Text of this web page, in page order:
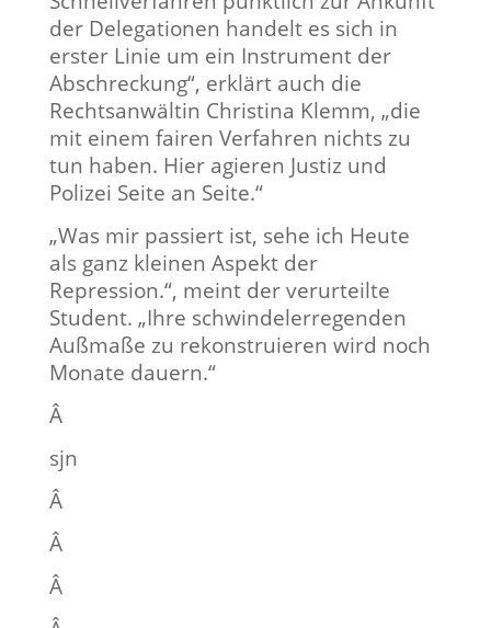
der Delegationen handelt es sich in
erster Linie um ein Instrument der
Abschreckung“, erklärt auch die
Rechtsanwältin Christina Klemm, „die
mit einem fairen Verfahren nichts zu
tun haben. Hier agieren Justiz und
Polizei Seite an Seite.“
„Was mir passiert ist, sehe ich Heute
als ganz kleinen Aspekt der
Repression.“, meint der verurteilte
Student. „Ihre schwindelerregenden
Außmaße zu rekonstruieren wird noch
Monate dauern.“
Â
sjn
Â
Â
Â